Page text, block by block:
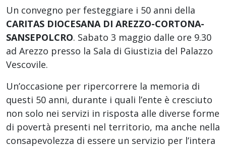
Un convegno per festeggiare i 50 anni della
CARITAS DIOCESANA DI AREZZO-CORTONA-
SANSEPOLCRO. Sabato 3 maggio dalle ore 9.30
ad Arezzo presso la Sala di Giustizia del Palazzo
Vescovile.
Un’occasione per ripercorrere la memoria di
questi 50 anni, durante i quali l’ente è cresciuto
non solo nei servizi in risposta alle diverse forme
di povertà presenti nel territorio, ma anche nella
consapevolezza di essere un servizio per l’intera